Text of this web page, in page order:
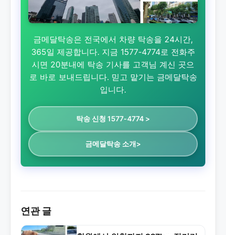
금메달탁송은 전국에서 차량 탁송을 24시간,
365일 제공합니다. 지금 1577-4774로 전화주
시면 20분내에 탁송 기사를 고객님 계신 곳으
로 바로 보내드립니다. 믿고 맡기는 금메달탁송
입니다.
탁송 신청 1577-4774 >
금메달탁송 소개>
연관 글